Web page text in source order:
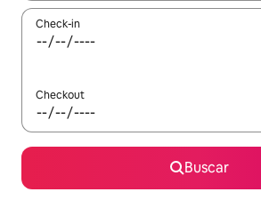
Check-in
Checkout
Buscar